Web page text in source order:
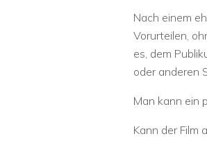
Nach einem
Vorurteilen,
es, dem
oder anderen
Man kann ein
Kann der Film